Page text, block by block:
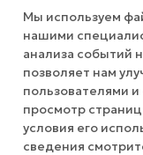
КОМПАНИЯ
ПУБЛИЧНАЯ
Мы используем
нашими
анализа событий
позволяет нам
пользователями
просмотр
условия его
сведения